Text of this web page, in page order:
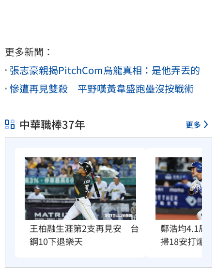
更多新聞：
張志豪親揭PitchCom烏龍真相：是他弄丟的
慘遭再見雙殺 平野嘆黃韋盛跑壘沒按戰術
中華職棒37年 更多
王柏融生涯第2支再見安　台
鋼10下退樂天
鄭浩均4.1局
掃18安打爆兄